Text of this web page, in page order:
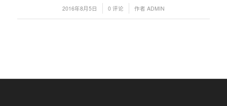
2016年8月5日
/ 0 评论 作者 ADMIN